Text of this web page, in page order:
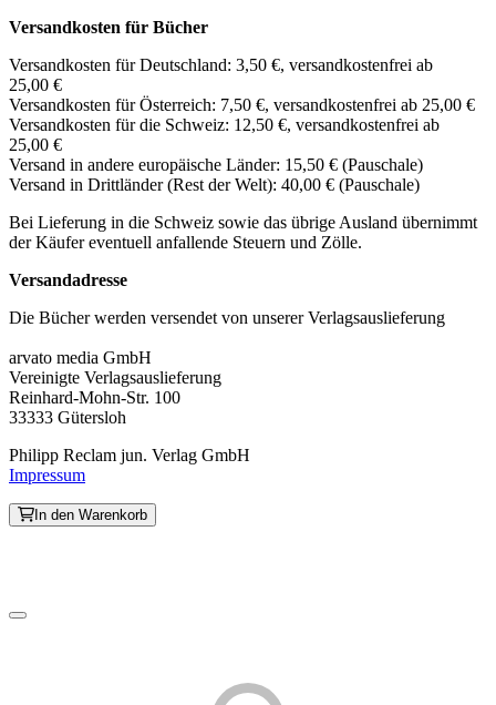
Versandkosten für Bücher
Versandkosten für Deutschland: 3,50 €, versandkostenfrei ab
25,00 €
Versandkosten für Österreich: 7,50 €, versandkostenfrei ab 25,00 €
Versandkosten für die Schweiz: 12,50 €, versandkostenfrei ab
25,00 €
Versand in andere europäische Länder: 15,50 € (Pauschale)
Versand in Drittländer (Rest der Welt): 40,00 € (Pauschale)
Bei Lieferung in die Schweiz sowie das übrige Ausland übernimmt
der Käufer eventuell anfallende Steuern und Zölle.
Versandadresse
Die Bücher werden versendet von unserer Verlagsauslieferung
arvato media GmbH
Vereinigte Verlagsauslieferung
Reinhard-Mohn-Str. 100
33333 Gütersloh
Philipp Reclam jun. Verlag GmbH
Impressum
In den Warenkorb